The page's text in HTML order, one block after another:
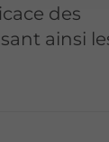
des
ainsi